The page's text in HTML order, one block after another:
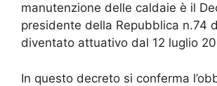
manutenzione delle caldaie è il
presidente della Repubblica n.74
diventato attuativo dal 12 luglio
In questo decreto si conferma